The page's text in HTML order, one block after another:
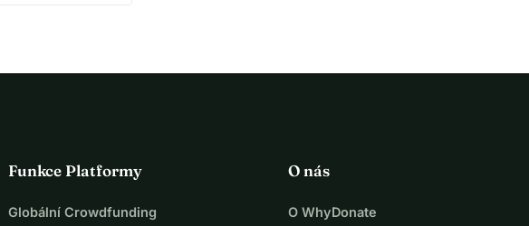
Funkce Platformy
Globální Crowdfunding
O nás
O WhyDonate